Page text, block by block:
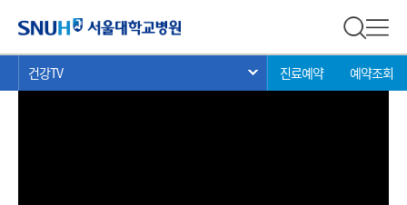
전체 검
현
재
건강TV 서브 메뉴 목록 열기
진료예약 예약조회
건강 TV